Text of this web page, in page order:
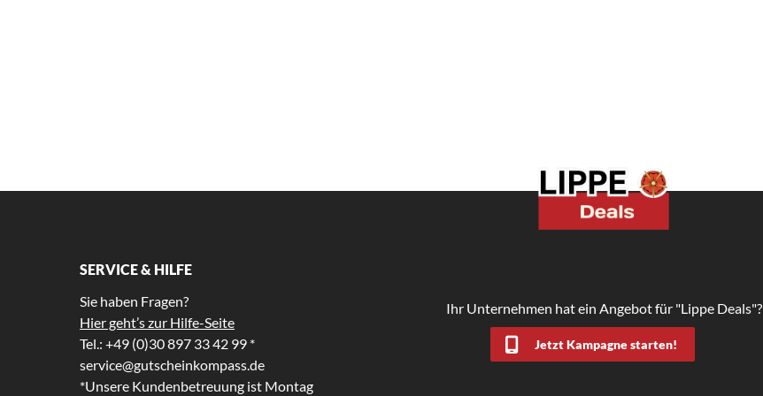
SERVICE & HILFE
Sie haben Fragen?
Hier geht’s zur Hilfe-Seite
Tel.: +49 (0)30 897 33 42 99 *
service@gutscheinkompass.de
*Unsere Kundenbetreuung ist Montag
Ihr Unternehmen hat ein Angebot für "Lippe Deals"?
Jetzt Kampagne starten!